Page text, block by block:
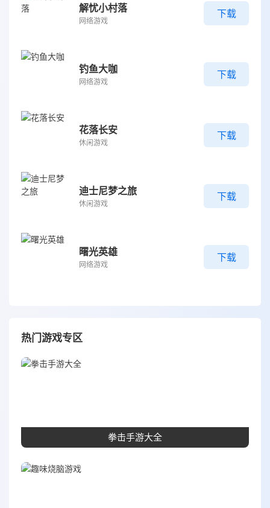
解忧小村落
网络游戏
下载
钓鱼大咖
网络游戏
下载
花落长安
休闲游戏
下载
迪士尼梦之旅
休闲游戏
下载
曙光英雄
网络游戏
下载
热门游戏专区
拳击手游大全